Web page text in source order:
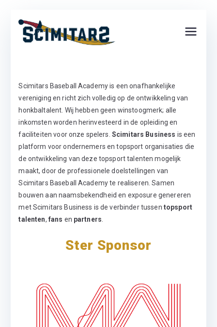
naar
Basebal
l
Acade
my
Scimitars Baseball Academy is een onafhankelijke
vereniging en richt zich volledig op de ontwikkeling van
honkbaltalent. Wij hebben geen winstoogmerk; alle
inkomsten worden herinvesteerd in de opleiding en
faciliteiten voor onze spelers. Scimitars Business is een
platform voor ondernemers en topsport organisaties die
de ontwikkeling van deze topsport talenten mogelijk
maakt, door de professionele doelstellingen van
Scimitars Baseball Academy te realiseren. Samen
bouwen aan naamsbekendheid en exposure genereren
met Scimitars Business is de verbinder tussen topsport
talenten, fans en partners
Ster Sponsor